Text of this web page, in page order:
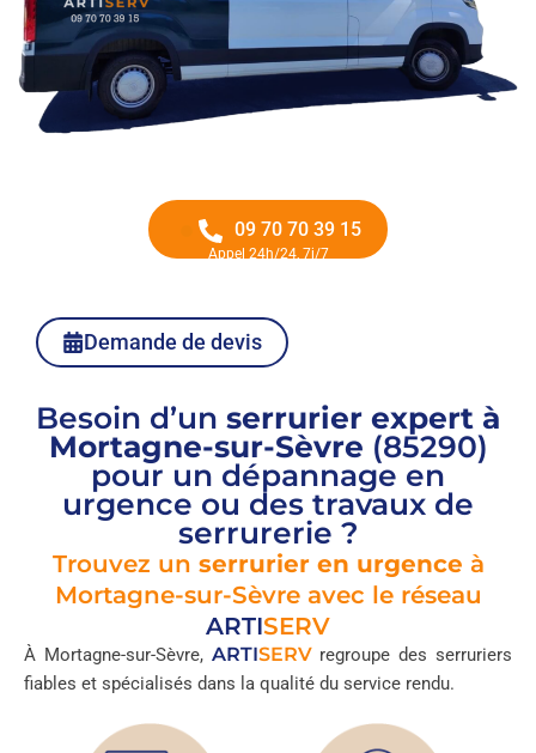
09 70 70 39 15
Appel 24h/24, 7j/7
Demande de devis
Besoin d’un serrurier expert à
Mortagne-sur-Sèvre (85290)
pour un dépannage en
urgence ou des travaux de
serrurerie ?
Trouvez un serrurier en urgence à
Mortagne-sur-Sèvre avec le réseau
ARTISERV
À Mortagne-sur-Sèvre, ARTISERV regroupe des serruriers
fiables et spécialisés dans la qualité du service rendu.